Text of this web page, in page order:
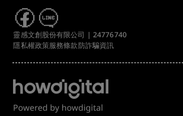
靈感文創股份有限公司 | 24776740
隱私權政策服務條款防詐騙資訊